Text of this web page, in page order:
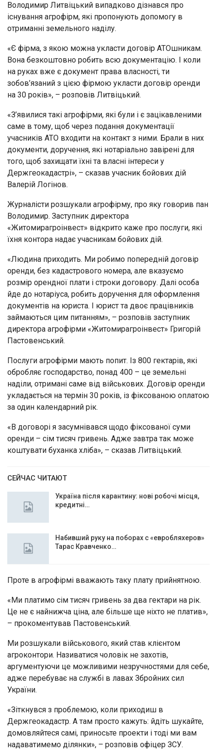
Володимир Литвіцький випадково дізнався про
існування агрофірм, які пропонують допомогу в
отриманні земельного наділу.
«Є фірма, з якою можна укласти договір АТОшникам.
Вона безкоштовно робить всю документацію. І коли
на руках вже є документ права власності, ти
зобов’язаний з цією фірмою укласти договір оренди
на 30 років», – розповів Литвіцький.
«З’явилися такі агрофірми, які були і є зацікавленими
саме в тому, щоб через подання документації
учасників АТО входити на контакт з ними. Брали в них
документи, доручення, які нотаріально завірені для
того, щоб захищати їхні та власні інтереси у
Держгеокадастрі», – сказав учасник бойових дій
Валерій Логінов.
Журналісти розшукали агрофірму, про яку говорив пан
Володимир. Заступник директора
«Житомирагроінвест» відкрито каже про послуги, які
їхня контора надає учасникам бойових дій.
«Людина приходить. Ми робимо попередній договір
оренди, без кадастрового номера, але вказуємо
розмір орендної плати і строки договору. Далі особа
йде до нотаріуса, робить доручення для оформлення
документів на юриста. І юрист та двоє працівників
займаються цим питанням», – розповів заступник
директора агрофірми «Житомирагроінвест» Григорій
Пастовенський.
Послуги агрофірми мають попит. Із 800 гектарів, які
обробляє господарство, понад 400 – це земельні
наділи, отримані саме від військових. Договір оренди
укладається на термін 30 років, із фіксованою оплатою
за один календарний рік.
«В договорі я засумнівався щодо фіксованої суми
оренди – сім тисяч гривень. Адже завтра так може
коштувати буханка хліба», – сказав Литвіцький.
СЕЙЧАС ЧИТАЮТ
Україна після карантину: нові робочі місця,
кредитні…
Набивший руку на поборах с «евробляхеров»
Тарас Кравченко…
Проте в агрофірмі вважають таку плату прийнятною.
«Ми платимо сім тисяч гривень за два гектари на рік.
Це не є найнижча ціна, але більше ще ніхто не платив»,
– прокоментував Пастовенський.
Ми розшукали військового, який став клієнтом
агроконтори. Називатися чоловік не захотів,
аргументуючи це можливими незручностями для себе,
адже перебуває на службі в лавах Збройних сил
України.
«Зіткнувся з проблемою, коли приходиш в
Держгеокадастр. А там просто кажуть: йдіть шукайте,
домовляйтеся самі, приносьте проекти і тоді ми вам
надаватимемо ділянки», – розповів офіцер ЗСУ.